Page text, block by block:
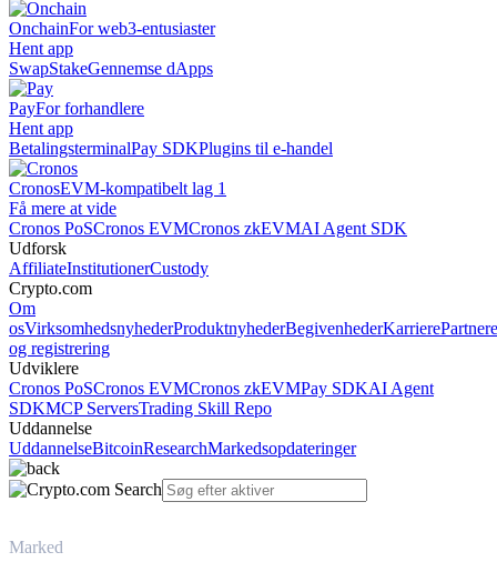
OnchainFor web3-entusiaster
Hent app
SwapStakeGennemse dApps
PayFor forhandlere
Hent app
BetalingsterminalPay SDKPlugins til e-handel
CronosEVM-kompatibelt lag 1
Få mere at vide
Cronos PoSCronos EVMCronos zkEVMAI Agent SDK
Udforsk
AffiliateInstitutionerCustody
Crypto.com
Om
osVirksomhedsnyhederProduktnyhederBegivenhederKarrierePartnere
og registrering
Udviklere
Cronos PoSCronos EVMCronos zkEVMPay SDKAI Agent
SDKMCP ServersTrading Skill Repo
Uddannelse
UddannelseBitcoinResearchMarkedsopdateringer
Marked